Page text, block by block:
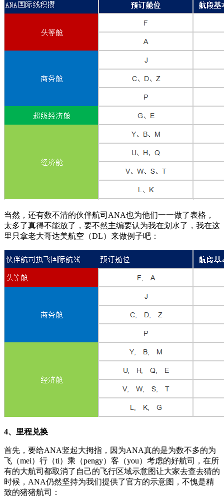
当然，还有数不清的伙伴航司ANA也为他们一一做了表格，
太多了真得不能放了，要不然主编要认为我在划水了，我在这
里只拿老大哥达美航空（DL）来做例子吧：
4、里程兑换
首先，要给ANA竖起大拇指，因为ANA真的是为数不多的为
飞（mei）行（ti）乘（pengy）客（you）考虑的好航司，在所
有的大航司都取消了自己的飞行区域示意图让大家去查去猜的
时候，ANA仍然坚持为我们提供了官方的示意图，不愧是精
致的猪猪航司：